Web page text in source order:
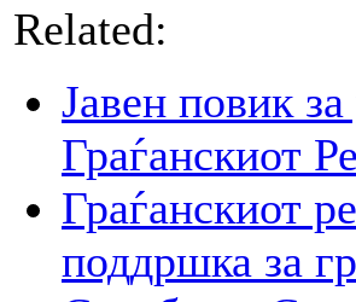
Related:
Јавен повик
Граѓанскиот
Граѓанскиот
поддршка за